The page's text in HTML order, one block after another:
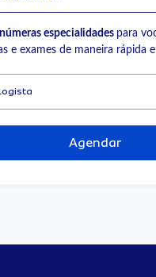
especialidades para
e exames de maneira rápida
Agendar